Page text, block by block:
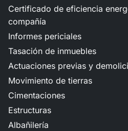
Certificado de eficiencia
compañía
Informes periciales
Tasación de inmuebles
Actuaciones previas y
Movimiento de tierras
Cimentaciones
Estructuras
Albañilería